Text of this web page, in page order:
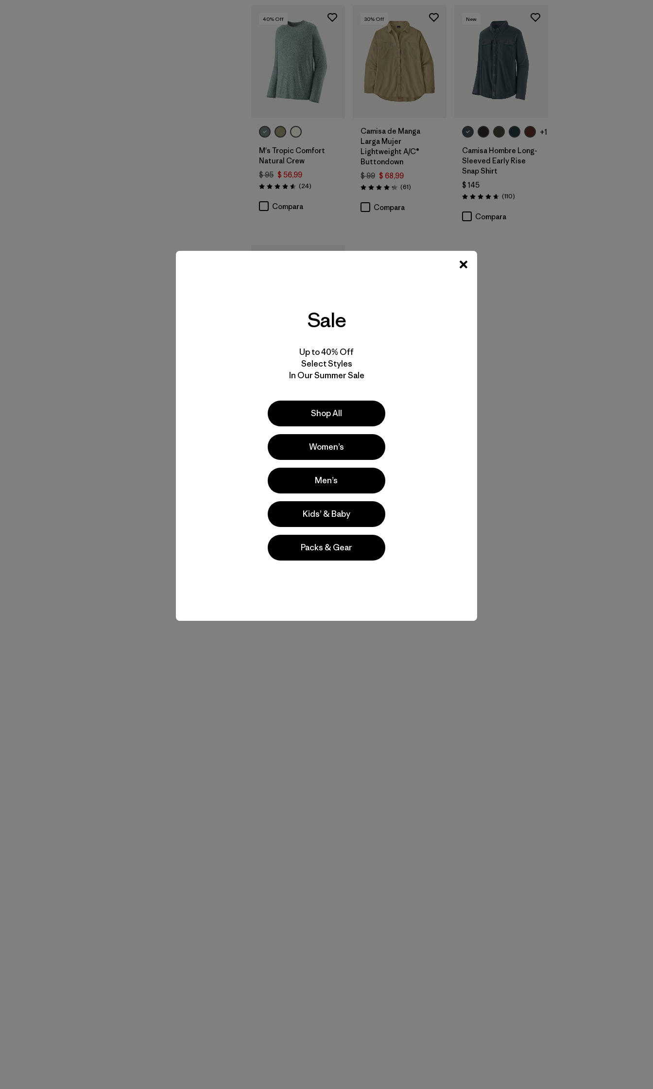
40% Off
M's Tropic Comfort
Natural Crew
$ 95 $ 56,99
Valoración: 4.6 / 5
(24Comentarios
)
Compara
30% Off
Camisa de Manga
Larga Mujer
Lightweight A/C®
Buttondown
$ 99 $ 68,99
Valoración: 4.2 / 5
(61Comentarios
)
Compara
New
+1
Camisa Hombre Long-
Sleeved Early Rise
Snap Shirt
$ 145
Valoración: 4.6 / 5
(110Comentarios
)
Compara
Hoody
$ 125
(11Comentarios
)
Sale
Up to 40% Off
Select Styles
In Our Summer Sale
Shop All
Women’s
Men’s
Kids’ & Baby
Packs & Gear